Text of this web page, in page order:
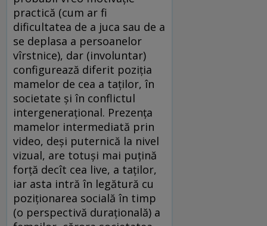
practică (cum ar fi
dificultatea de a juca sau de a
se deplasa a persoanelor
vîrstnice), dar (involuntar)
configurează diferit poziţia
mamelor de cea a taţilor, în
societate şi în conflictul
intergeneraţional. Prezenţa
mamelor intermediată prin
video, deşi puternică la nivel
vizual, are totuşi mai puţină
forţă decît cea live, a taţilor,
iar asta intră în legătură cu
poziţionarea socială în timp
(o perspectivă duraţională) a